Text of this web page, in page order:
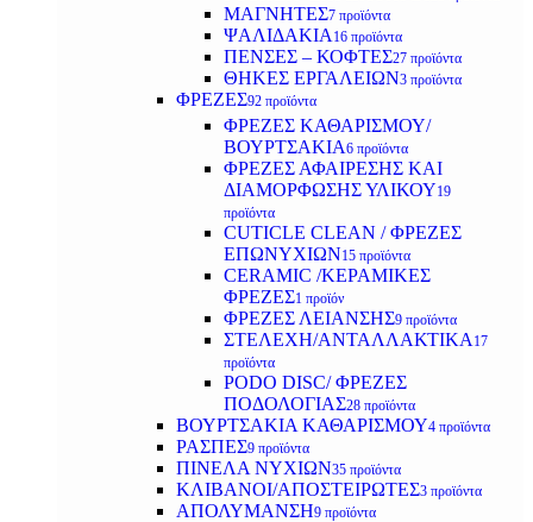
ΜΑΓΝΗΤΕΣ7 προϊόντα
ΨΑΛΙΔΑΚΙΑ 16 προϊόντα
ΠΕΝΣΕΣ – ΚΟΦΤΕΣ27 προϊόντα
ΘΗΚΕΣ ΕΡΓΑΛΕΙΩΝ3 προϊόντα
ΦΡΕΖΕΣ92 προϊόντα
ΦΡΕΖΕΣ ΚΑΘΑΡΙΣΜΟΥ/
ΒΟΥΡΤΣΑΚΙΑ6 προϊόντα
ΦΡΕΖΕΣ ΑΦΑΙΡΕΣΗΣ ΚΑΙ
ΔΙΑΜΟΡΦΩΣΗΣ ΥΛΙΚΟΥ19
προϊόντα
CUTICLE CLEAN / ΦΡΕΖΕΣ
ΕΠΩΝΥΧΙΩΝ15 προϊόντα
CERAMIC /ΚΕΡΑΜΙΚΕΣ
ΦΡΕΖΕΣ1 προϊόν
ΦΡΕΖΕΣ ΛΕΙΑΝΣΗΣ9 προϊόντα
ΣΤΕΛΕΧΗ/ΑΝΤΑΛΛΑΚΤΙΚΑ 17
προϊόντα
PODO DISC/ ΦΡΕΖΕΣ
ΠΟΔΟΛΟΓΙΑΣ28 προϊόντα
ΒΟΥΡΤΣΑΚΙΑ ΚΑΘΑΡΙΣΜΟΥ4 προϊόντα
ΡΑΣΠΕΣ9 προϊόντα
ΠΙΝΕΛΑ ΝΥΧΙΩΝ35 προϊόντα
ΚΛΙΒΑΝΟΙ/ΑΠΟΣΤΕΙΡΩΤΕΣ3 προϊόντα
ΑΠΟΛΥΜΑΝΣΗ9 προϊόντα